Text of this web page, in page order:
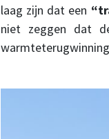
laag zijn dat een
niet zeggen dat